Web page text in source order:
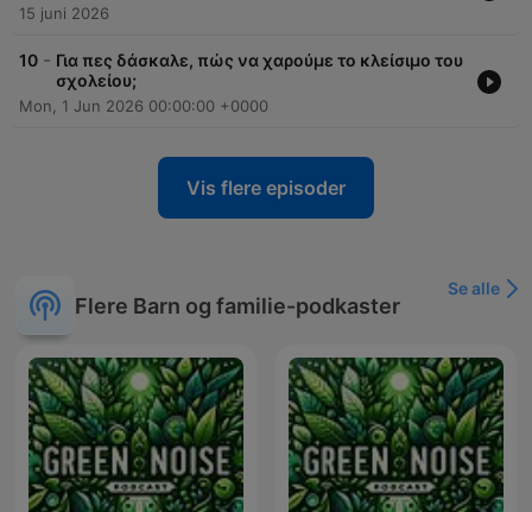
15 juni 2026
10 - Για πες δάσκαλε, πώς να χαρούμε το κλείσιμο του
σχολείου;
Mon, 1 Jun 2026 00:00:00 +0000
Vis flere episoder
Flere Barn og familie-podkaster
Se alle